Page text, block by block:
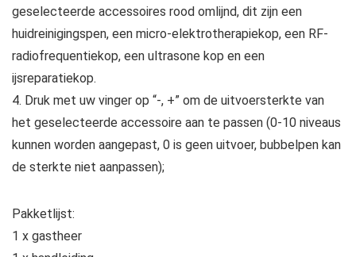
geselecteerde accessoires rood omlijnd, dit zijn een
huidreinigingspen, een micro-elektrotherapiekop, een RF-
radiofrequentiekop, een ultrasone kop en een
ijsreparatiekop.
4. Druk met uw vinger op “-, +” om de uitvoersterkte van
het geselecteerde accessoire aan te passen (0-10 niveaus
kunnen worden aangepast, 0 is geen uitvoer, bubbelpen kan
de sterkte niet aanpassen);
Pakketlijst:
1 x gastheer